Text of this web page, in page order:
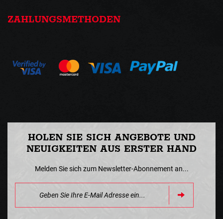
ZAHLUNGSMETHODEN
HOLEN SIE SICH ANGEBOTE UND
NEUIGKEITEN AUS ERSTER HAND
Melden Sie sich zum Newsletter-Abonnement an...